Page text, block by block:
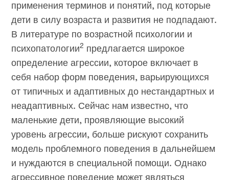
применения терминов и понятий, под которые
дети в силу возраста и развития не подпадают.
В литературе по возрастной психологии и
психопатологии2 предлагается широкое
определение агрессии, которое включает в
себя набор форм поведения, варьирующихся
от типичных и адаптивных до нестандартных и
неадаптивных. Сейчас нам известно, что
маленькие дети, проявляющие высокий
уровень агрессии, больше рискуют сохранить
модель проблемного поведения в дальнейшем
и нуждаются в специальной помощи. Однако
агрессивное поведение может являться